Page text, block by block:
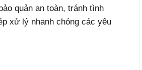
quản an toàn, tránh tình
xử lý nhanh chóng các yêu